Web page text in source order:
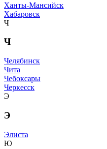
Ханты-Мансийск
Хабаровск
Ч
Ч
Челябинск
Чита
Чебоксары
Черкесск
Э
Э
Элиста
Ю